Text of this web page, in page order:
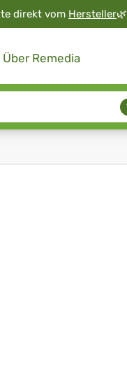
direkt vom Hersteller🌿
Über Remedia